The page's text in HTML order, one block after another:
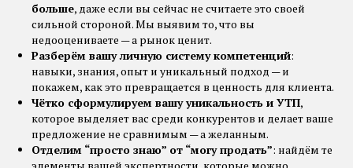
больше, даже если вы сейчас не считаете это своей
сильной стороной. Мы выявим то, что вы
недооцениваете — а рынок ценит.
Разберём вашу личную систему компетенций:
навыки, знания, опыт и уникальный подход — и
покажем, как это превращается в ценность для клиента.
Чётко сформулируем вашу уникальность и УТП,
которое выделяет вас среди конкурентов и делает ваше
предложение не сравнимым — а желанным.
Отделим “просто знаю” от “могу продать”: найдём те